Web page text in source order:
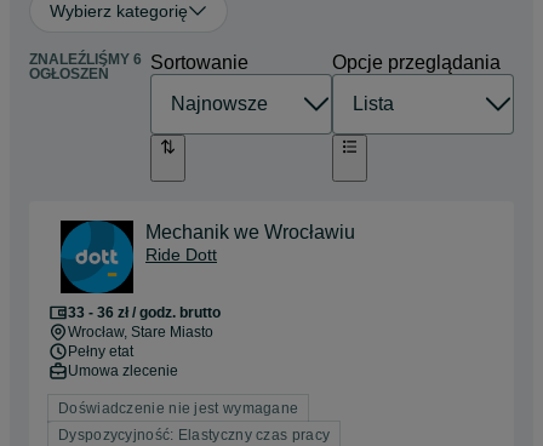
Wybierz kategorię
ZNALEŹLIŚMY 6
OGŁOSZEŃ
Sortowanie Opcje przeglądania
Mechanik we Wrocławiu
Ride Dott
33 - 36 zł / godz. brutto
Wrocław, Stare Miasto
Pełny etat
Umowa zlecenie
Doświadczenie nie jest wymagane
Dyspozycyjność: Elastyczny czas pracy